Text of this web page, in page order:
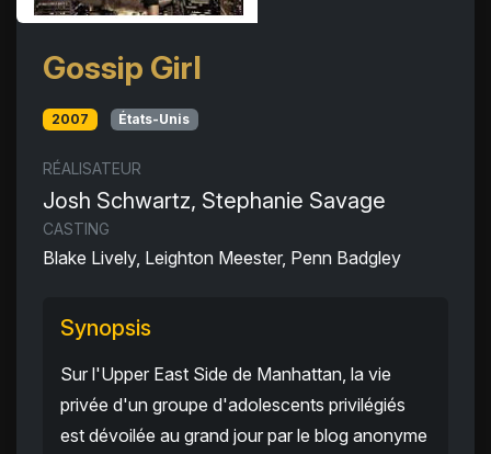
Gossip Girl
2007 États-Unis
RÉALISATEUR
Josh Schwartz, Stephanie Savage
CASTING
Blake Lively, Leighton Meester, Penn Badgley
Synopsis
Sur l'Upper East Side de Manhattan, la vie
privée d'un groupe d'adolescents privilégiés
est dévoilée au grand jour par le blog anonyme